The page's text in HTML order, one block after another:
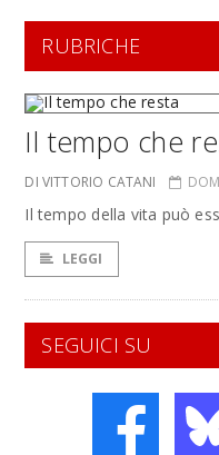
RUBRICHE
Il tempo che
DI VITTORIO CATANI
Il tempo della vita può
LEGGI
SEGUICI SU